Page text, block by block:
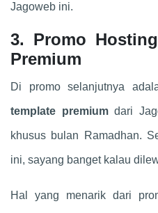
Jagoweb ini.
3. Promo
Premium
Di promo selanjutnya
template premium dari
khusus bulan Ramadhan.
ini, sayang banget kalau
Hal yang menarik dari